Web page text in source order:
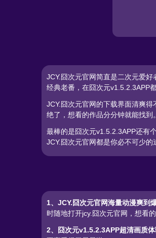
JCY.囧次元官网简直是二次元爱
经典老番，在囧次元v1.5.2.3APP
JCY.囧次元官网的下载界面清爽
绝了，想看的作品分分钟就能找到。
最棒的是囧次元v1.5.2.3APP还有
JCY.囧次元官网都是你必不可少
1、JCY.囧次元官网海量动漫爽到
时随地打开jcy.囧次元官网，想看
2、囧次元v1.5.2.3APP超清画质体